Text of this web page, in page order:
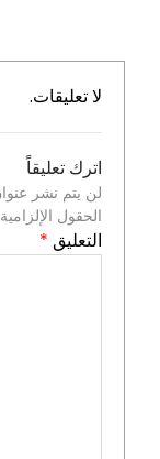
لا تعليقات.
اترك تعليقاً
لن يتم نشر
الحقول
التعليق *